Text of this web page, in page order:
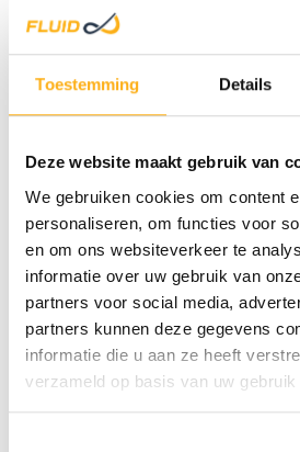
Toestemming Details
Deze website maakt gebruik van
We gebruiken cookies om content
personaliseren, om functies voor
en om ons websiteverkeer te
informatie over uw gebruik van
partners voor social media,
partners kunnen deze gegevens
informatie die u aan ze heeft
verzameld op basis van uw
Smart Phone Holder
In stock
Fluid Rower Neon Plus
Fluid Rower Viking Pro XL